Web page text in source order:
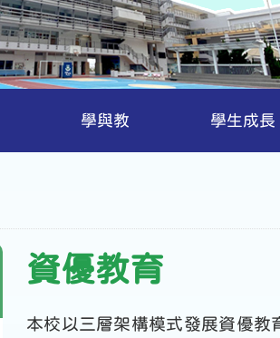
學與教 學生成長
資優教育
本校以三層架構模式發展資優教